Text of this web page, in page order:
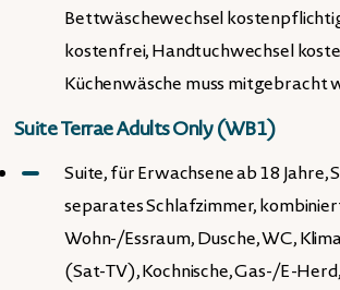
Bettwäschewechsel
kostenfrei, Handtuchwechsel
Küchenwäsche muss mitgebracht
Suite Terrae Adults Only (WB1)
Suite, für Erwachsene ab 18 Jahre,
separates Schlafzimmer,
Wohn-/Essraum, Dusche, WC,
(Sat-TV), Kochnische, Gas-/E-